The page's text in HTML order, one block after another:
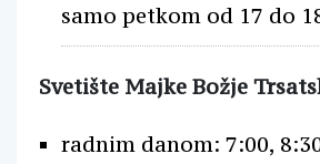
samo petkom od 17 do
Svetište Majke Božje
radnim danom: 7:00,